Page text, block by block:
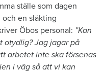
ställe som dagen
och en släkting
Öbos personal: ”Kan
otydlig? Jag jagar på
arbetet inte ska försenas
i väg så att vi kan